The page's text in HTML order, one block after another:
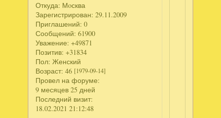
Откуда: Мoсква
Зарегистрирован: 29.11.2009
Приглашений: 0
Сообщений: 61900
Уважение: +49871
Позитив: +31834
Пол: Женский
Возраст: 46 [1979-09-14]
Провел на форуме:
9 месяцев 25 дней
Последний визит:
18.02.2021 21:12:48